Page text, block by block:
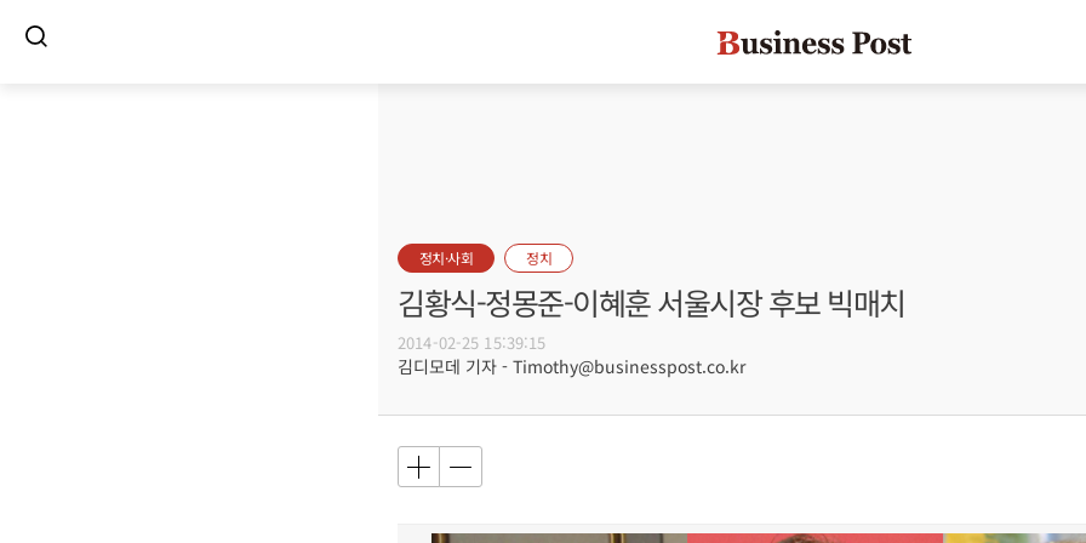
정치·사회 정치
김황식-정몽준-이혜훈 서울시장 후보 빅매치
2014-02-25 15:39:15
김디모데 기자 - Timothy@businesspost.co.kr